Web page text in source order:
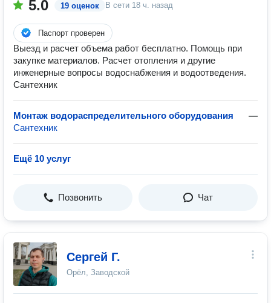
5.0 19 оценок В сети 18 ч. назад
Паспорт проверен
Выезд и расчет объема работ бесплатно. Помощь при
закупке материалов. Расчет отопления и другие
инженерные вопросы водоснабжения и водоотведения.
Сантехник
Монтаж водораспределительного оборудования
—
Сантехник
Ещё 10 услуг
Позвонить Чат
Сергей Г.
Орёл, Заводской